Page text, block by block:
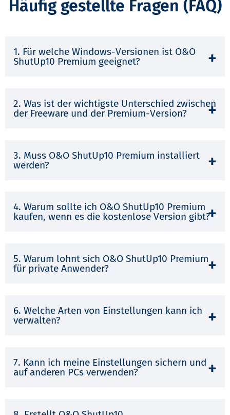
Häufig gestellte Fragen (FAQ)
1. Für welche Windows-Versionen ist O&O
ShutUp10 Premium geeignet?
2. Was ist der wichtigste Unterschied zwischen
der Freeware und der Premium-Version?
3. Muss O&O ShutUp10 Premium installiert
werden?
4. Warum sollte ich O&O ShutUp10 Premium
kaufen, wenn es die kostenlose Version gibt?
5. Warum lohnt sich O&O ShutUp10 Premium
für private Anwender?
6. Welche Arten von Einstellungen kann ich
verwalten?
7. Kann ich meine Einstellungen sichern und
auf anderen PCs verwenden?